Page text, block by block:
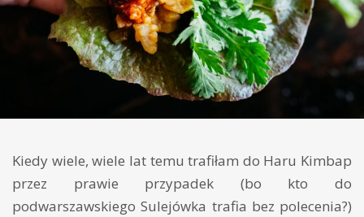
Kiedy wiele, wiele lat temu trafiłam do Haru Kimbap
przez prawie przypadek (bo kto do
podwarszawskiego Sulejówka trafia bez polecenia?)